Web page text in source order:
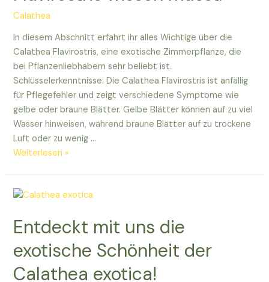
Calathea
In diesem Abschnitt erfahrt ihr alles Wichtige über die
Calathea Flavirostris, eine exotische Zimmerpflanze, die
bei Pflanzenliebhabern sehr beliebt ist.
Schlüsselerkenntnisse: Die Calathea Flavirostris ist anfällig
für Pflegefehler und zeigt verschiedene Symptome wie
gelbe oder braune Blätter. Gelbe Blätter können auf zu viel
Wasser hinweisen, während braune Blätter auf zu trockene
Luft oder zu wenig …
Alles,
über
exotische
Flavirostris
wissen
Weiterlesen »
Entdeckt mit uns die
exotische Schönheit der
Calathea exotica!